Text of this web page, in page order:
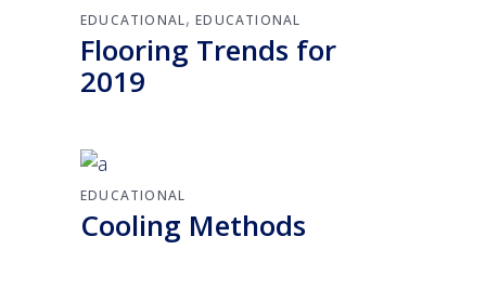
EDUCATIONAL,EDUCATIONAL
Flooring Trends for
2019
EDUCATIONAL
Cooling Methods